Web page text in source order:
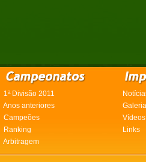
1ª Divisão 2011
Anos anteriores
Campeões
Vídeos
Ranking
Links
Arbitragem